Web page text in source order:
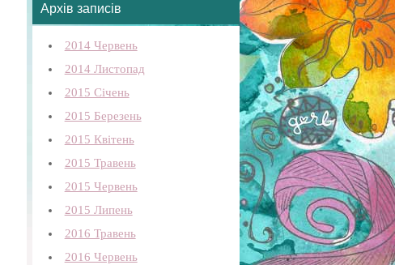
Архів записів
2014 Червень
2014 Листопад
2015 Січень
2015 Березень
2015 Квітень
2015 Травень
2015 Червень
2015 Липень
2016 Травень
2016 Червень